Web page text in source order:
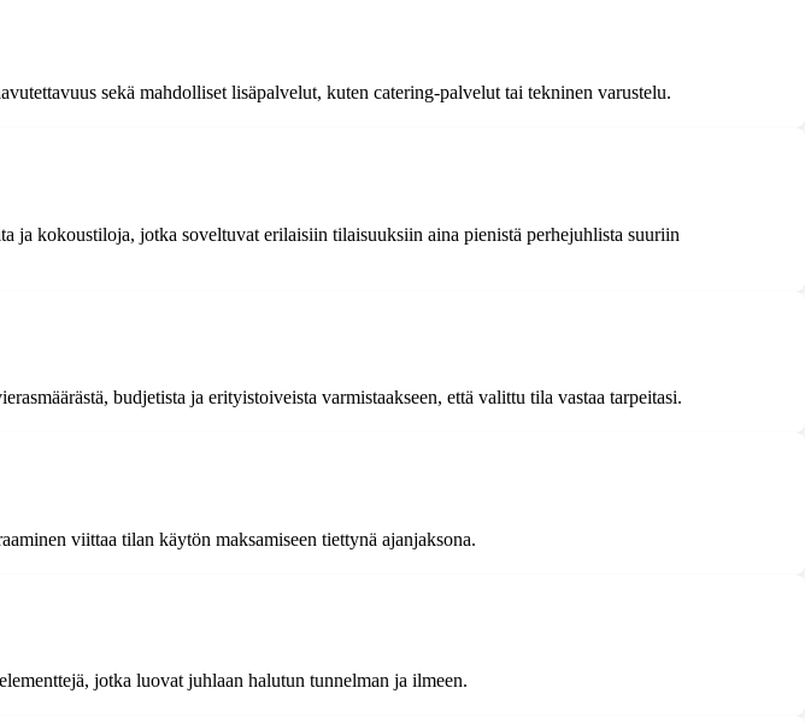
sekä mahdolliset lisäpalvelut, kuten catering-palvelut tai tekninen varustelu.
ja kokoustiloja, jotka soveltuvat erilaisiin tilaisuuksiin aina pienistä perhejuhlista suuriin
budjetista ja erityistoiveista varmistaakseen, että valittu tila vastaa tarpeitasi.
viittaa tilan käytön maksamiseen tiettynä ajanjaksona.
jotka luovat juhlaan halutun tunnelman ja ilmeen.